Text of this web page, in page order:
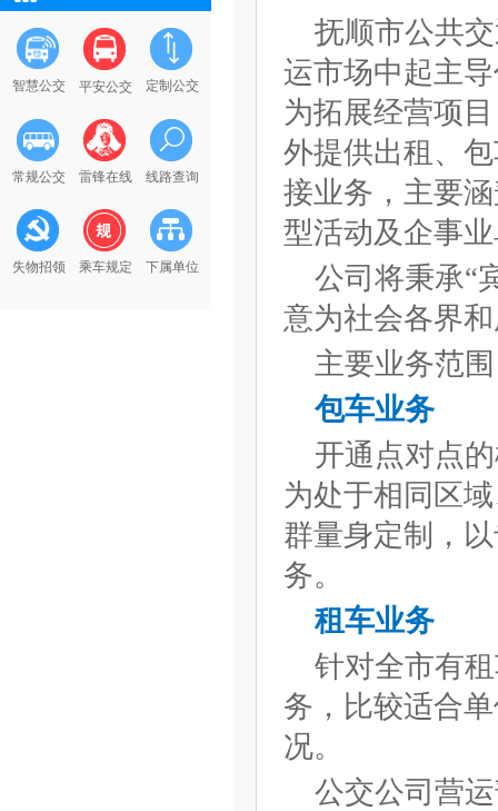
智慧公交 平安公交 定制公交
常规公交 雷锋在线 线路查询
失物招领 乘车规定 下属单位
抚顺市公共
运市场中起主
为拓展经营项
外提供出租、
接业务，主要
型活动及企事
公司将秉承“
意为社会各界
主要业务范
包车业务
开通点对点
为处于相同区
群量身定制，
务。
租车业务
针对全市有
务，比较适合
况。
公交公司营